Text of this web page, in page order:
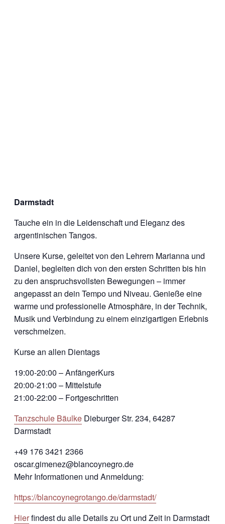
Darmstadt
Tauche ein in die Leidenschaft und Eleganz des
argentinischen Tangos.
Unsere Kurse, geleitet von den Lehrern Marianna und
Daniel, begleiten dich von den ersten Schritten bis hin
zu den anspruchsvollsten Bewegungen – immer
angepasst an dein Tempo und Niveau. Genieße eine
warme und professionelle Atmosphäre, in der Technik,
Musik und Verbindung zu einem einzigartigen Erlebnis
verschmelzen.
Kurse an allen Dientags
19:00-20:00 – AnfängerKurs
20:00-21:00 – Mittelstufe
21:00-22:00 – Fortgeschritten
Tanzschule Bäulke Dieburger Str. 234, 64287
Darmstadt
+49 176 3421 2366
oscar.gimenez@blancoynegro.de
Mehr Informationen und Anmeldung:
https://blancoynegrotango.de/darmstadt/
Hierfindest du alle Details zu Ort und Zeit in Darmstadt